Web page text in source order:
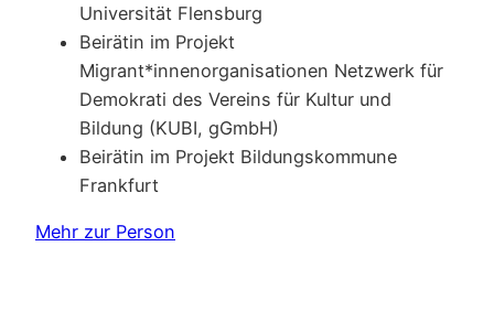
Universität Flensburg
Beirätin im Projekt
Migrant*innenorganisationen Netzwerk für
Demokrati des Vereins für Kultur und
Bildung (KUBI, gGmbH)
Beirätin im Projekt Bildungskommune
Frankfurt
Mehr zur Person